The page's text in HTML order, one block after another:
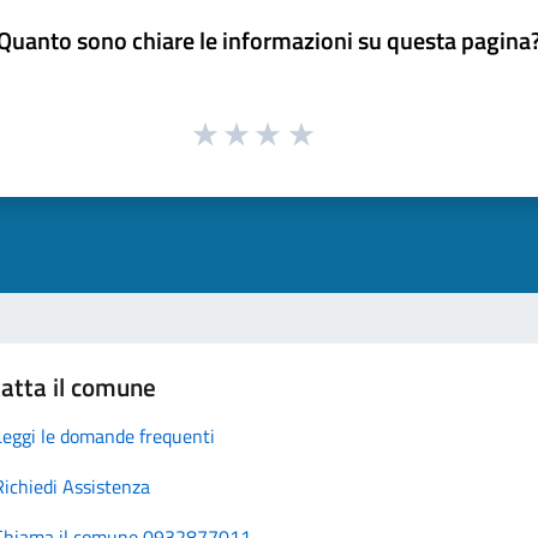
sono chiare le informazioni su questa
il comune
le domande frequenti
Assistenza